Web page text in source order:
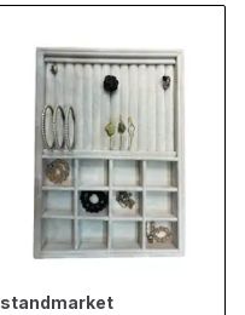
standmarket